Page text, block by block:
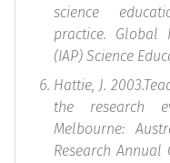
science
practice. Global
(IAP) Science
Hattie, J.
the research
Melbourne:
Research Annual